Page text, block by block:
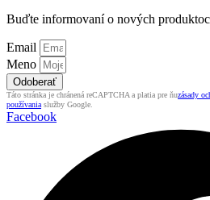
Buďte informovaní o nových
Email
Meno
Odoberať
Táto stránka je chránená reCAPTCHA a platia pre ňuzásady
používaniaslužby Google.
Facebook